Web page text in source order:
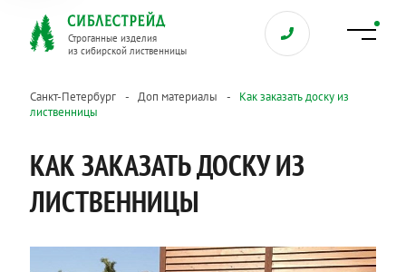
Строганные изделия
из сибирской лиственницы
Санкт-Петербург Доп материалы
Как заказать доску из
лиственницы
КАК ЗАКАЗАТЬ ДОСКУ ИЗ
ЛИСТВЕННИЦЫ